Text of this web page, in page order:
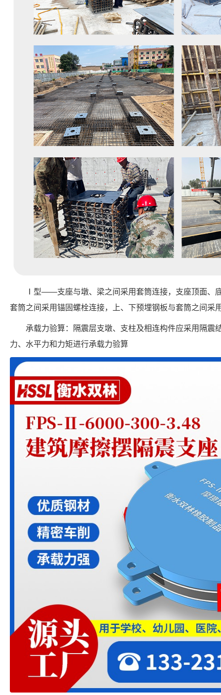
Ⅰ型——支座与墩、梁之间采用套筒连接，支座顶面、
套筒之间采用锚固螺栓连接，上、下预埋钢板与套筒之间采
承载力验算：隔震层支墩、支柱及相连构件应采用隔震
力、水平力和力矩进行承载力验算